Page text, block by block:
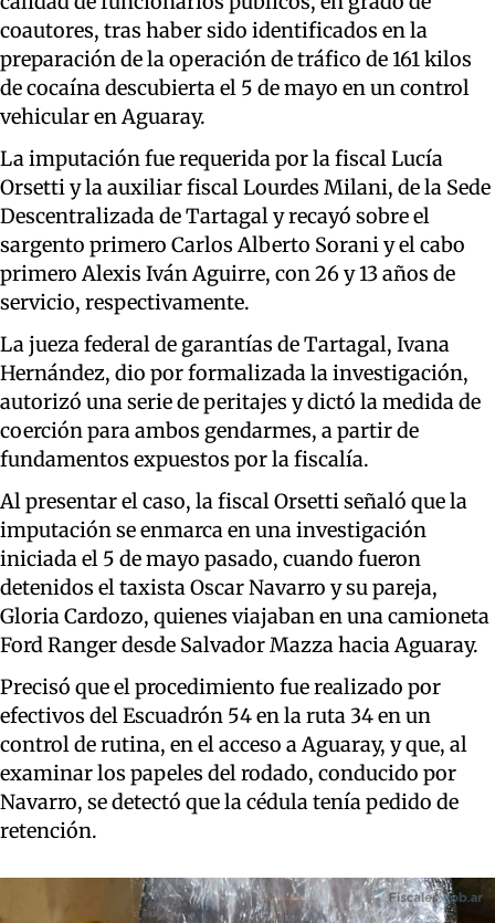
coautores, tras haber sido identificados en la
preparación de la operación de tráfico de 161 kilos
de cocaína descubierta el 5 de mayo en un control
vehicular en Aguaray.
La imputación fue requerida por la fiscal Lucía
Orsetti y la auxiliar fiscal Lourdes Milani, de la Sede
Descentralizada de Tartagal y recayó sobre el
sargento primero Carlos Alberto Sorani y el cabo
primero Alexis Iván Aguirre, con 26 y 13 años de
servicio, respectivamente.
La jueza federal de garantías de Tartagal, Ivana
Hernández, dio por formalizada la investigación,
autorizó una serie de peritajes y dictó la medida de
coerción para ambos gendarmes, a partir de
fundamentos expuestos por la fiscalía.
Al presentar el caso, la fiscal Orsetti señaló que la
imputación se enmarca en una investigación
iniciada el 5 de mayo pasado, cuando fueron
detenidos el taxista Oscar Navarro y su pareja,
Gloria Cardozo, quienes viajaban en una camioneta
Ford Ranger desde Salvador Mazza hacia Aguaray.
Precisó que el procedimiento fue realizado por
efectivos del Escuadrón 54 en la ruta 34 en un
control de rutina, en el acceso a Aguaray, y que, al
examinar los papeles del rodado, conducido por
Navarro, se detectó que la cédula tenía pedido de
retención.